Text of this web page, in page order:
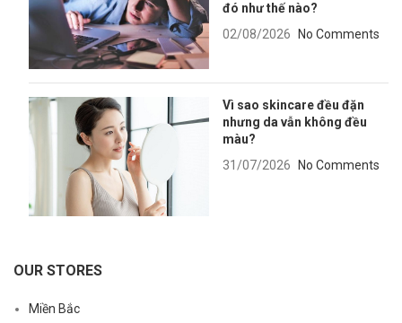
đó như thế nào?
02/08/2026
No Comments
Vì sao skincare đều đặn
nhưng da vẫn không đều
màu?
31/07/2026
No Comments
OUR STORES
Miền Bắc